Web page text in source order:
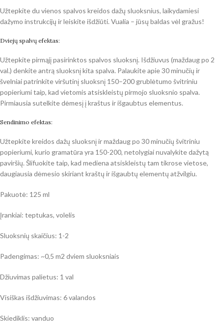
Užtepkite du vienos spalvos kreidos dažų sluoksnius, laikydamiesi
dažymo instrukcijų ir leiskite išdžiūti. Vualia – jūsų baldas vėl gražus!
Dviejų spalvų efektas:
Užtepkite pirmąjį pasirinktos spalvos sluoksnį. Išdžiuvus (maždaug po 2
val.) denkite antrą sluoksnį kita spalva. Palaukite apie 30 minučių ir
švelniai patrinkite viršutinį sluoksnį 150–200 grublėtumo švitriniu
popieriumi taip, kad vietomis atsiskleistų pirmojo sluoksnio spalva.
Pirmiausia sutelkite dėmesį į kraštus ir išgaubtus elementus.
Sendinimo efektas:
Užtepkite kreidos dažų sluoksnį ir maždaug po 30 minučių švitriniu
popieriumi, kurio gramatūra yra 150-200, netolygiai nuvalykite dažytą
paviršių. Šlifuokite taip, kad mediena atsiskleistų tam tikrose vietose,
daugiausia dėmesio skiriant kraštų ir išgaubtų elementų atžvilgiu.
Pakuotė: 125 ml
Įrankiai: teptukas, volelis
Sluoksnių skaičius: 1-2
Padengimas: ~0,5 m2 dviem sluoksniais
Džiuvimas palietus: 1 val
Visiškas išdžiuvimas: 6 valandos
Skiediklis: vanduo